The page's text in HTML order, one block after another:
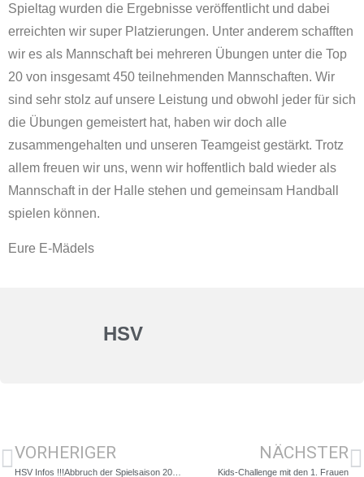
Spieltag wurden die Ergebnisse veröffentlicht und dabei
erreichten wir super Platzierungen. Unter anderem schafften
wir es als Mannschaft bei mehreren Übungen unter die Top
20 von insgesamt 450 teilnehmenden Mannschaften. Wir
sind sehr stolz auf unsere Leistung und obwohl jeder für sich
die Übungen gemeistert hat, haben wir doch alle
zusammengehalten und unseren Teamgeist gestärkt. Trotz
allem freuen wir uns, wenn wir hoffentlich bald wieder als
Mannschaft in der Halle stehen und gemeinsam Handball
spielen können.
Eure E-Mädels
HSV
VORHERIGER NÄCHSTER
Kids-Challenge mit den 1. Frauen